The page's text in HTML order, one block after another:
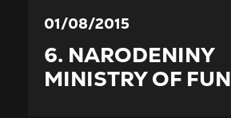
01/08/2015
6. NARODENINY
MINISTRY OF FUN